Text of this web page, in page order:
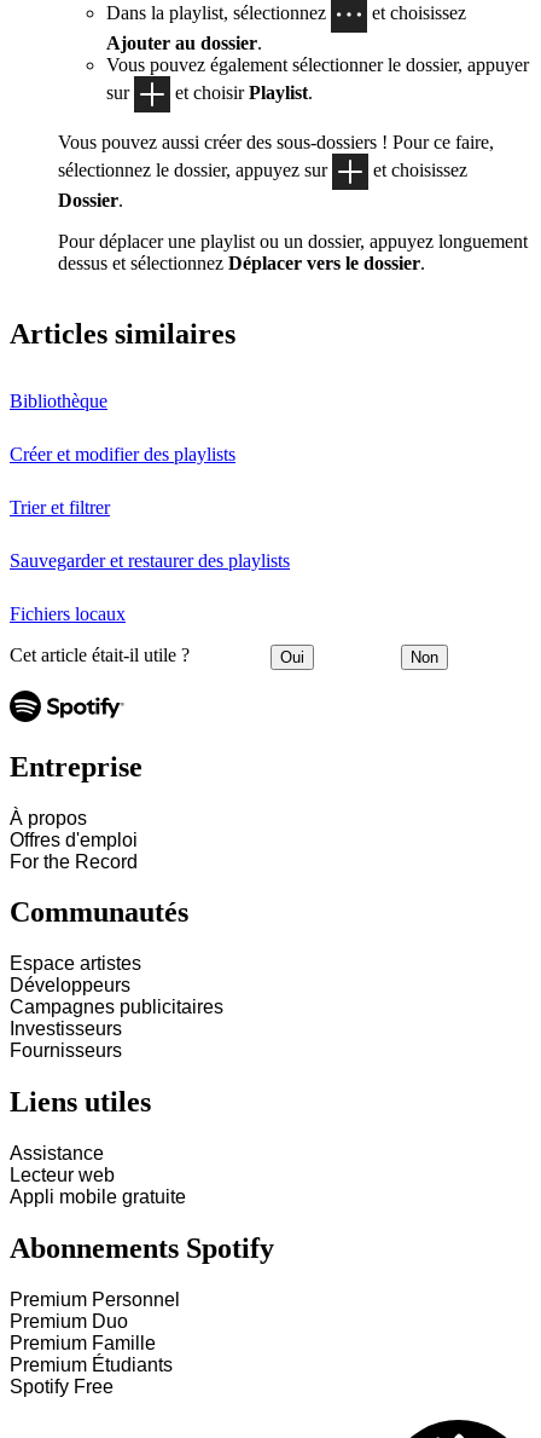
Dans la playlist, sélectionnez
et choisissez
Ajouter au dossier.
Vous pouvez également sélectionner le dossier, appuyer
sur
et choisirPlaylist.
Vous pouvez aussi créer des sous-dossiers ! Pour ce faire,
sélectionnez le dossier, appuyez sur
et choisissez
Dossier.
Pour déplacer une playlist ou un dossier, appuyez longuement
dessus et sélectionnez Déplacer vers le dossier.
Articles similaires
Bibliothèque
Créer et modifier des playlists
Trier et filtrer
Sauvegarder et restaurer des playlists
Fichiers locaux
Cet article était-il utile ? Oui Non
Entreprise
À propos
Offres d'emploi
For the Record
Communautés
Espace artistes
Développeurs
Campagnes publicitaires
Investisseurs
Fournisseurs
Liens utiles
Assistance
Lecteur web
Appli mobile gratuite
Abonnements Spotify
Premium Personnel
Premium Duo
Premium Famille
Premium Étudiants
Spotify Free